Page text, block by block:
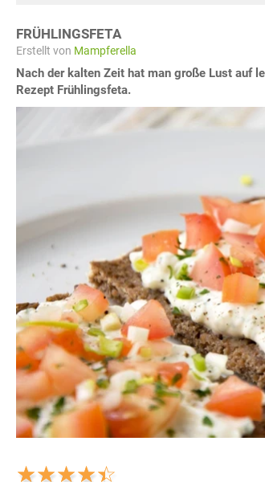
FRÜHLINGSFETA
Erstellt von Mampferella
Nach der kalten Zeit hat man große Lust auf
Rezept Frühlingsfeta.